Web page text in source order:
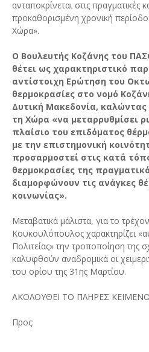
ανταποκρίνεται στις πραγματικές
προκαθορισμένη χρονική περίοδο
Χώρα».
Ο Βουλευτής Κοζάνης του
θέτει ως χαρακτηριστικό
αντίστοιχη Ερώτηση του
θερμοκρασίες στο νομό
Δυτική Μακεδονία, καλώντας
τη Χώρα «να μεταρρυθμίσει
πλαίσιο του επιδόματος
με την επιστημονική
προσαρμοστεί στις κατά
θερμοκρασίες της
διαμορφώνουν τις ανάγκες
κοινωνίας».
Μεταβατικά μάλιστα, για το
Κουκουλόπουλος χαρακτηρίζει
Πολιτείας» την τροποποίηση της
καλυφθούν αναδρομικά οι
του ορίου της 31ης Μαρτίου.
ΑΚΟΛΟΥΘΕΙ ΤΟ ΠΛΗΡΕΣ
Προς: